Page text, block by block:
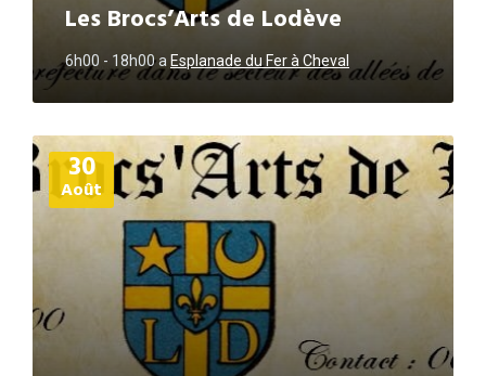
Les Brocs’Arts de Lodève
6h00 - 18h00a Esplanade du Fer à Cheval
30
Août
Plus
d'informations